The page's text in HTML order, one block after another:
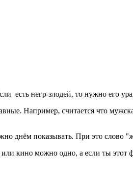
есть негр-злодей, то нужно его
Например, считается что
днём показывать. При это слово
кино можно одно, а если ты этот